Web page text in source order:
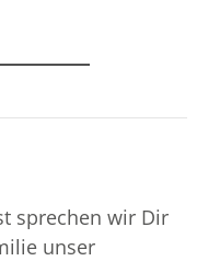
sprechen wir Dir
unser